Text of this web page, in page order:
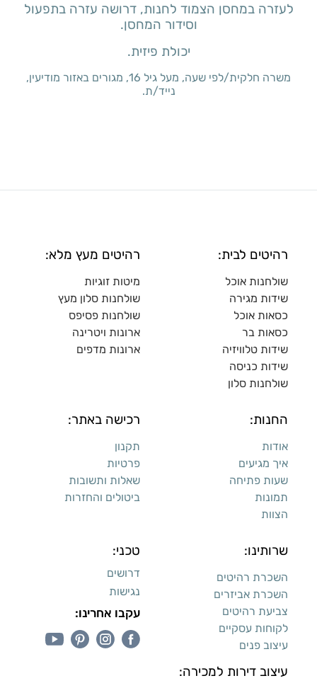
לעזרה במחסן הצמוד לחנות, דרושה עזרה בתפעול
וסידור המחסן.
יכולת פיזית.
משרה חלקית/לפי שעה, מעל גיל 16, מגורים באזור מודיעין,
נייד/ת.
רהיטים לבית:
שולחנות אוכל
שידות מגירה
כסאות אוכל
כסאות בר
שידות טלוויזיה
שידות כניסה
שולחנות סלון
רהיטים מעץ מלא:
מיטות זוגיות
שולחנות סלון מעץ
שולחנות פסיפס
ארונות ויטרינה
ארונות מדפים
החנות:
אודות
איך מגיעים
שעות פתיחה
תמונות
הצוות
רכישה באתר:
תקנון
פרטיות
שאלות ותשובות
ביטולים והחזרות
שרותינו:
השכרת רהיטים
השכרת אביזרים
צביעת רהיטים
לקוחות עסקיים
עיצוב פנים
עיצוב דירות למכירה:
טכני:
דרושים
נגישות
עקבו אחרינו: